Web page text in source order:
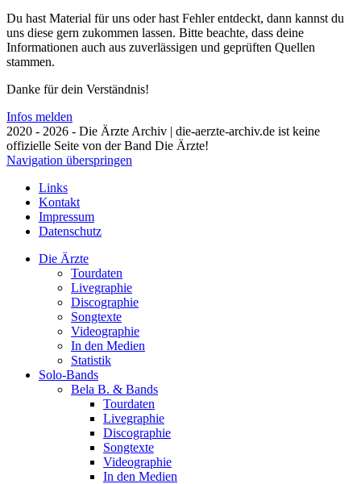
Du hast Material für uns oder hast Fehler entdeckt, dann kannst du
uns diese gern zukommen lassen. Bitte beachte, dass deine
Informationen auch aus zuverlässigen und geprüften Quellen
stammen.
Danke für dein Verständnis!
Infos melden
2020 - 2026 - Die Ärzte Archiv | die-aerzte-archiv.de ist keine
offizielle Seite von der Band Die Ärzte!
Navigation überspringen
Links
Kontakt
Impressum
Datenschutz
Die Ärzte
Tourdaten
Livegraphie
Discographie
Songtexte
Videographie
In den Medien
Statistik
Solo-Bands
Bela B. & Bands
Tourdaten
Livegraphie
Discographie
Songtexte
Videographie
In den Medien